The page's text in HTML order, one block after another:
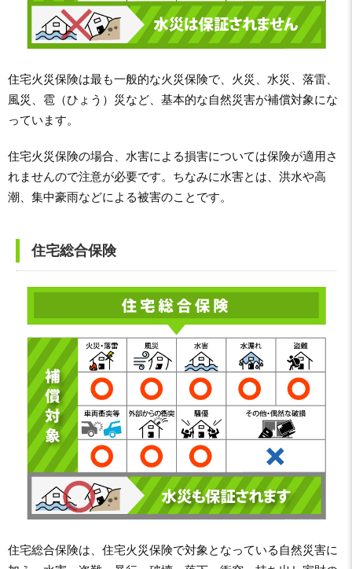
住宅火災保険は最も一般的な火災保険で、火災、水災、落雷、
風災、雹（ひょう）災など、基本的な自然災害が補償対象にな
っています。
住宅火災保険の場合、水害による損害については保険が適用さ
れませんので注意が必要です。ちなみに水害とは、洪水や高
潮、集中豪雨などによる被害のことです。
住宅総合保険
住宅総合保険は、住宅火災保険で対象となっている自然災害に